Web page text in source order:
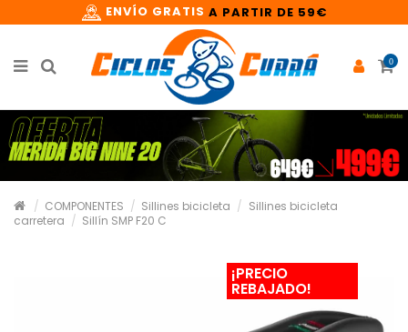
ENVÍO GRATIS A PARTIR DE 59€
0
COMPONENTES Sillines bicicleta
Sillines bicicleta
carretera
Sillín SMP F20 C
¡PRECIO
REBAJADO!